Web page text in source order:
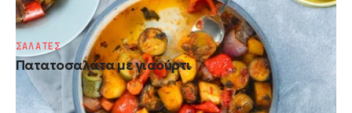
Πατατοσαλάτα με γιαούρτι
ΣΑΛΑΤΕΣ